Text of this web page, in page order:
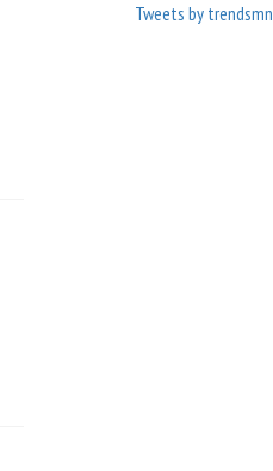
Tweets by trendsmn